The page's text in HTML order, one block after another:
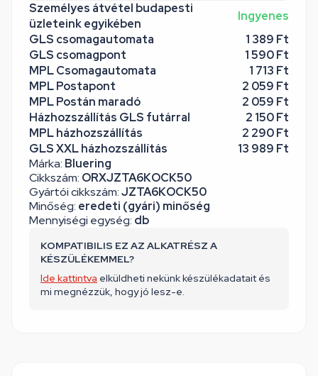
Márka: Bluering
Cikkszám: ORXJZTA6KOCK50
Gyártói cikkszám:JZTA6KOCK50
Minőség: eredeti (gyári) minőség
Mennyiségi egység: db
Személyes átvétel budapesti
üzleteink egyikében
Ingyenes
GLS csomagautomata
1 389 Ft
GLS csomagpont
1 590 Ft
MPL Csomagautomata
1 713 Ft
MPL Postapont
2 059 Ft
MPL Postán maradó
2 059 Ft
Házhozszállítás GLS futárral
2 150 Ft
MPL házhozszállítás
2 290 Ft
GLS XXL házhozszállítás
13 989 Ft
KOMPATIBILIS EZ AZ ALKATRÉSZ A
KÉSZÜLÉKEMMEL?
Ide kattintva elküldheti nekünk készülékadatait és
mi megnézzük, hogy jó lesz-e.